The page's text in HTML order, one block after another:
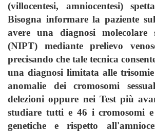
(villocentesi, amniocentesi)
Bisogna informare la paziente
avere una diagnosi
(NIPT) mediante prelievo
precisando che tale tecnica
una diagnosi limitata alle
anomalie dei cromosomi
delezioni oppure nei Test più
studiare tutti e 46 i cromosomi
genetiche e rispetto